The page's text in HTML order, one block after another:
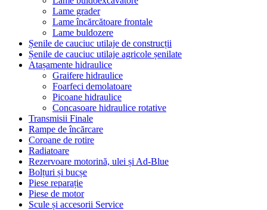
Lame grader
Lame încărcătoare frontale
Lame buldozere
Șenile de cauciuc utilaje de construcții
Șenile de cauciuc utilaje agricole șenilate
Atașamente hidraulice
Graifere hidraulice
Foarfeci demolatoare
Picoane hidraulice
Concasoare hidraulice rotative
Transmisii Finale
Rampe de încărcare
Coroane de rotire
Radiatoare
Rezervoare motorină, ulei și Ad-Blue
Bolțuri și bucșe
Piese reparație
Piese de motor
Scule și accesorii Service